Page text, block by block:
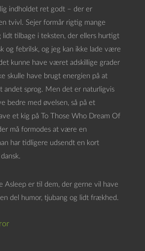
indholdet ret godt – der er
tvivl. Sejer formår rigtig mange
lidt tilbage i teksten, der ellers hurtigt
og febrilsk, og jeg kan ikke lade være
kunne have været adskillige grader
skulle have brugt energien på at
andet sprog. Men det er naturligvis
bedre med øvelsen, så på et
et kig på To Those Who Dream Of
må formodes at være en
har tidligere udsendt en kort
Asleep er til dem, der gerne vil have
del humor, tjubang og lidt frækhed.